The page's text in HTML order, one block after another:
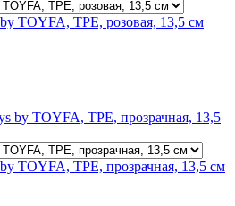
TOYFA, TPE, розовая, 13,5 см
TOYFA, TPE, прозрачная, 13,5 см